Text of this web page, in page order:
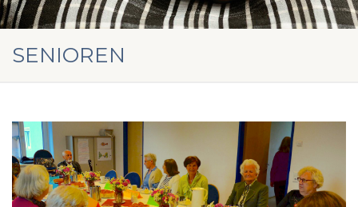
SENIOREN